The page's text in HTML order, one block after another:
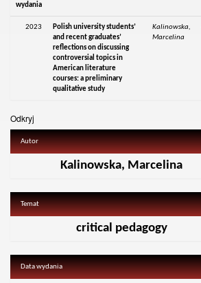
wydania
2023
Polish university students’
and recent graduates’
reflections on discussing
controversial topics in
American literature
courses: a preliminary
qualitative study
Kalinowska,
Marcelina
Odkryj
Autor
Kalinowska, Marcelina
Temat
critical pedagogy
Data wydania